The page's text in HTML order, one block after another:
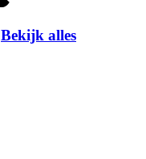
Bekijk alles